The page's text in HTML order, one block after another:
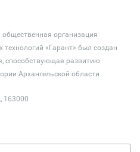
организация
«Гарант» был создан
способствующая развитию
Архангельской области
163000